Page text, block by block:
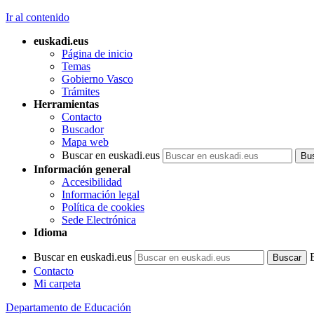
Ir al contenido
euskadi.eus
Página de inicio
Temas
Gobierno Vasco
Trámites
Herramientas
Contacto
Buscador
Mapa web
Buscar en euskadi.eus
Información general
Accesibilidad
Información legal
Política de cookies
Sede Electrónica
Idioma
Buscar en euskadi.eus
Contacto
Mi carpeta
Departamento de Educación